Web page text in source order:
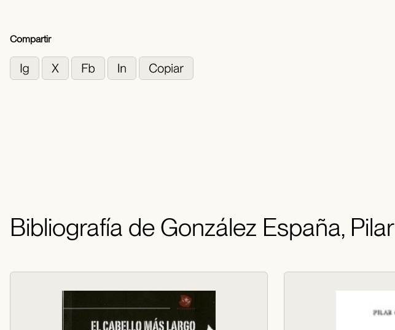
Compartir
Bibliografía de González España, Pilar